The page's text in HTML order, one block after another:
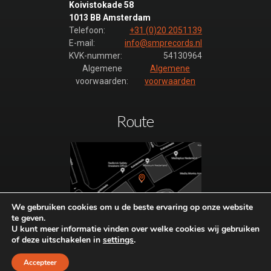
Koivistokade 58
1013 BB Amsterdam
Telefoon:
+31 (0)20 2051139
E-mail:
info@smprecords.nl
KVK-nummer:
54130964
Algemene
voorwaarden:
Algemene
voorwaarden
Route
Plan hier uw route naar SMP-
Records.
We gebruiken cookies om u de beste ervaring op onze website
te geven.
U kunt meer informatie vinden over welke cookies wij gebruiken
of deze uitschakelen in settings.
Accepteer